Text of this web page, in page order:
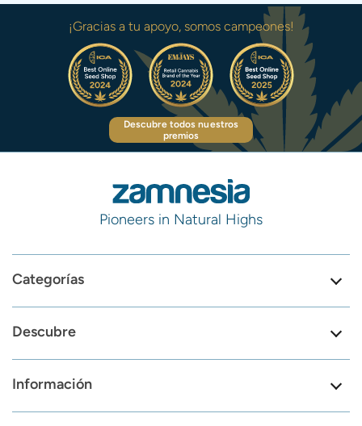
¡Gracias a tu apoyo, somos campeones!
Descubre todos nuestros
premios
Pioneers in Natural Highs
Categorías
Descubre
Información